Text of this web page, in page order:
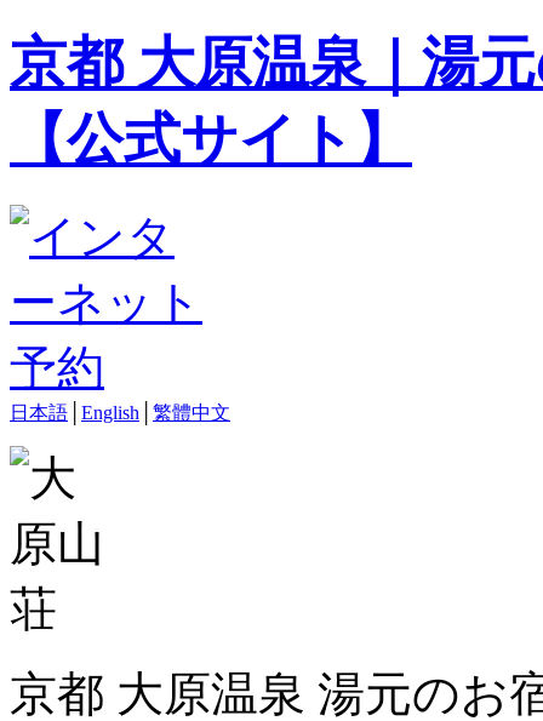
京都 大原温泉｜湯
【公式サイト】
日本語 English 繁體中文
京都 大原温泉 湯元の